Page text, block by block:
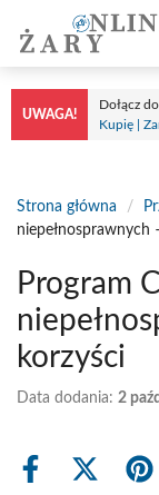
treści
UWAGA!
Dołącz
Kupię |
Strona główna /
niepełnosprawnych
Program
korzyści
Data dodania: 2
Share
Share